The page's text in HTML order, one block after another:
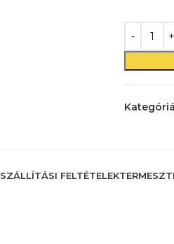
SZÁLLÍTÁSI FELTÉTELEK